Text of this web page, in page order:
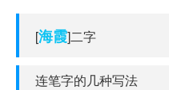
[海霞]二字
连笔字的几种写法